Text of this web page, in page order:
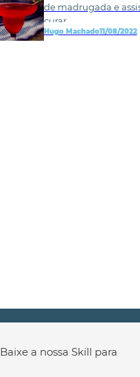
de madrugada e
curar
Hugo Machado11/08/2022
Baixe a nossa Skill para